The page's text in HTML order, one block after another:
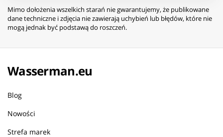
Mimo dołożenia wszelkich starań nie gwarantujemy, że publikowane
dane techniczne i zdjęcia nie zawierają uchybień lub błędów, które nie
mogą jednak być podstawą do roszczeń.
Wasserman.eu
Blog
Nowości
Strefa marek